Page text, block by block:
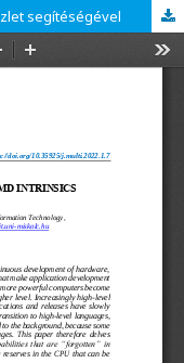
segítéségével